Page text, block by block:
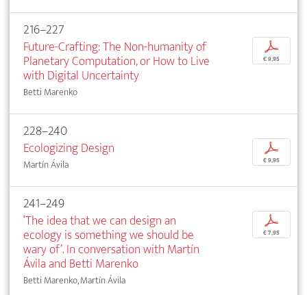
216–227
Future-Crafting: The Non-humanity of
Planetary Computation, or How to Live
with Digital Uncertainty
Betti Marenko
p
€ 9,95
228–240
Ecologizing Design
Martín Ávila
p
€ 9,95
241–249
‘The idea that we can design an
ecology is something we should be
wary of’. In conversation with Martín
Ávila and Betti Marenko
Betti Marenko, Martín Ávila
p
€ 7,95